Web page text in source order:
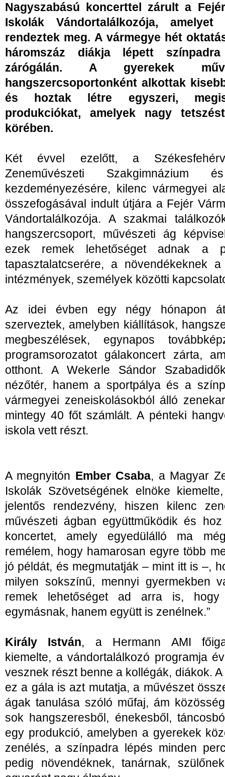
Nagyszabású koncerttel zárult a
Iskolák Vándortalálkozója, amelyet
rendeztek meg. A vármegye hét
háromszáz diákja lépett
zárógálán. A gyerekek
hangszercsoportonként alkottak
és hoztak létre egyszeri,
produkciókat, amelyek nagy
körében.
Két évvel ezelőtt, a
Zeneművészeti Szakgimnázium
kezdeményezésére, kilenc vármegyei
összefogásával indult útjára a Fejér
Vándortalálkozója. A szakmai
hangszercsoport, művészeti ág
ezek remek lehetőséget adnak a
tapasztalatcserére, a növendékeknek
intézmények, személyek közötti
Az idei évben egy négy hónapon
szerveztek, amelyben kiállítások,
megbeszélések, egynapos
programsorozatot gálakoncert zárta,
otthont. A Wekerle Sándor
nézőtér, hanem a sportpálya és a
vármegyei zeneiskolásokból álló
mintegy 40 főt számlált. A pénteki
iskola vett részt.
A megnyitón Ember Csaba, a Magyar
Iskolák Szövetségének elnöke
jelentős rendezvény, hiszen kilenc
művészeti ágban együttműködik és
koncertet, amely egyedülálló ma
remélem, hogy hamarosan egyre több
jó példát, és megmutatják – mint itt is –,
milyen sokszínű, mennyi gyermekben
remek lehetőséget ad arra is,
egymásnak, hanem együtt is zenélnek.”
Király István, a Hermann AMI
kiemelte, a vándortalálkozó programja
vesznek részt benne a kollégák, diákok.
ez a gála is azt mutatja, a művészet
ágak tanulása szóló műfaj, ám
sok hangszeresből, énekesből,
egy produkció, amelyben a gyerekek
zenélés, a színpadra lépés minden
pedig növendéknek, tanárnak,